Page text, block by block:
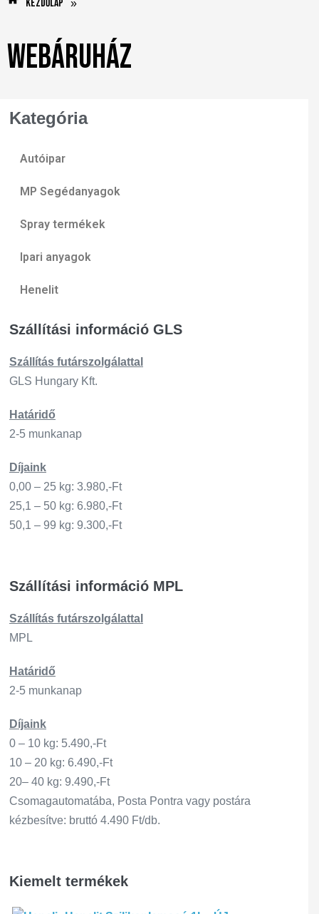
Kezdőlap »
Webáruház
Kategória
Autóipar
MP Segédanyagok
Spray termékek
Ipari anyagok
Henelit
Szállítási információ GLS
Szállítás futárszo lgálattal
GLS Hungary Kft.
Határidő
2-5 munkanap
Díjaink
0,00 – 25 kg: 3.980,-Ft
25,1 – 50 kg: 6.980,-Ft
50,1 – 99 kg: 9.300,-Ft
Szállítási információ MPL
Szállítás futárszo lgálattal
MPL
Határidő
2-5 munkanap
Díjaink
0 – 10 kg: 5.490,-Ft
10 – 20 kg: 6.490,-Ft
20– 40 kg: 9.490,-Ft
Csomagautomatába, Posta Pontra vagy postára
kézbesítve: bruttó 4.490 Ft/db.
Kiemelt termékek